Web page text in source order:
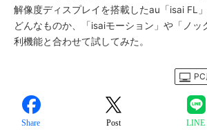
解像度ディスプレイを搭載したau「isai FL
どんなものか、「isaiモーション」や「ノッ
利機能と合わせて試してみた。
Share Post LINE